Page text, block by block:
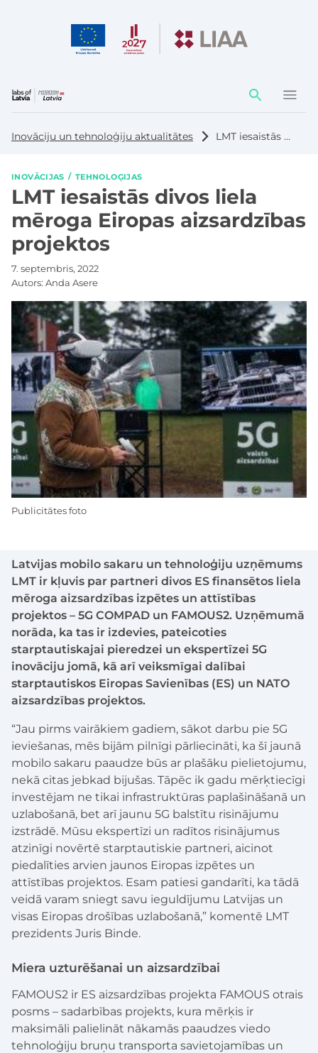
Darbības
elementi
Inovāciju un tehnoloģiju aktualitātes LMT iesaistās divos liela mēroga Eiropas aizsardzības projektos
INOVĀCIJAS TEHNOLOĢIJAS
LMT iesaistās divos liela
mēroga Eiropas aizsardzības
projektos
7. septembris, 2022
Autors: Anda Asere
Latvijas mobilo sakaru un tehnoloģiju uzņēmums
LMT ir kļuvis par partneri divos ES finansētos liela
mēroga aizsardzības izpētes un attīstības
projektos – 5G COMPAD un FAMOUS2. Uzņēmumā
norāda, ka tas ir izdevies, pateicoties
starptautiskajai pieredzei un ekspertīzei 5G
inovāciju jomā, kā arī veiksmīgai dalībai
starptautiskos Eiropas Savienības (ES) un NATO
aizsardzības projektos.
“Jau pirms vairākiem gadiem, sākot darbu pie 5G
ieviešanas, mēs bijām pilnīgi pārliecināti, ka šī jaunā
mobilo sakaru paaudze būs ar plašāku pielietojumu,
nekā citas jebkad bijušas. Tāpēc ik gadu mērķtiecīgi
investējam ne tikai infrastruktūras paplašināšanā un
uzlabošanā, bet arī jaunu 5G balstītu risinājumu
izstrādē. Mūsu ekspertīzi un radītos risinājumus
atzinīgi novērtē starptautiskie partneri, aicinot
piedalīties arvien jaunos Eiropas izpētes un
attīstības projektos. Esam patiesi gandarīti, ka tādā
veidā varam sniegt savu ieguldījumu Latvijas un
visas Eiropas drošības uzlabošanā,” komentē LMT
prezidents Juris Binde.
Miera uzturēšanai un aizsardzībai
FAMOUS2 ir ES aizsardzības projekta FAMOUS otrais
posms – sadarbības projekts, kura mērķis ir
maksimāli palielināt nākamās paaudzes viedo
tehnoloģiju bruņu transporta savietojamības un
Publicitātes foto